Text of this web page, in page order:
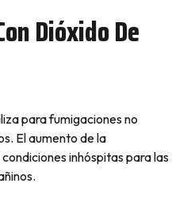
Dióxido De
para fumigaciones no
El aumento de la
inhóspitas para las